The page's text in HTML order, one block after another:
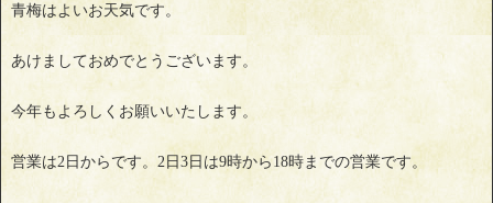
青梅はよいお天気です。
あけましておめでとうございます。
今年もよろしくお願いいたします。
営業は2日からです。2日3日は9時から18時までの営業です。